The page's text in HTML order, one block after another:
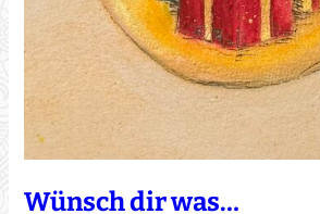
Wünsch dir was…